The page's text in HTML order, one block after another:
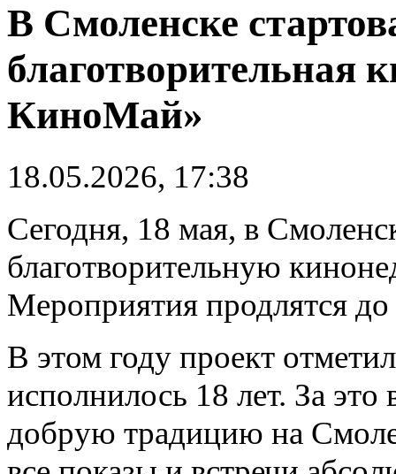
В Смоленске
благотворительная
КиноМай»
18.05.2026, 17:38
Сегодня, 18 мая, в
благотворительную
Мероприятия продлятся
В этом году проект
исполнилось 18 лет. За это
добрую традицию на